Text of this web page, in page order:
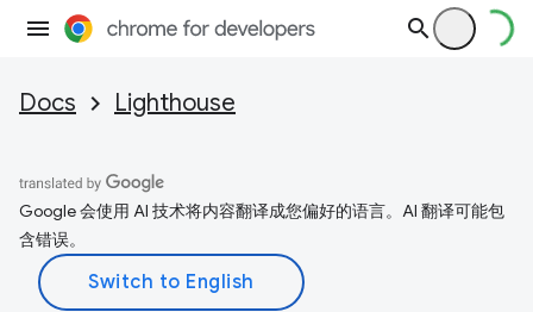
Docs Lighthouse
Google 会使用 AI 技术将内容翻译成您偏好的语言。AI 翻译可能包
含错误。